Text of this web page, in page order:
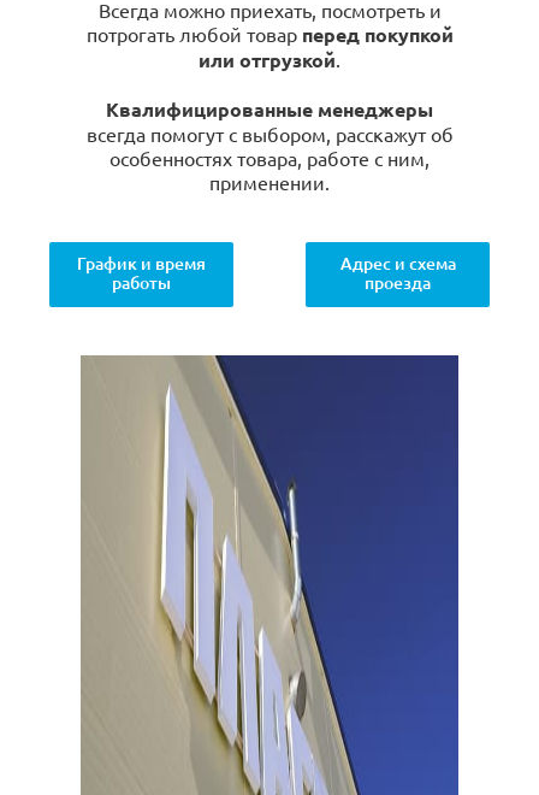
Всегда можно приехать, посмотреть и
потрогать любой товар перед покупкой
или отгрузкой.
Квалифицированные менеджеры
всегда помогут с выбором, расскажут об
особенностях товара, работе с ним,
применении.
График и время
работы
Адрес и схема
проезда